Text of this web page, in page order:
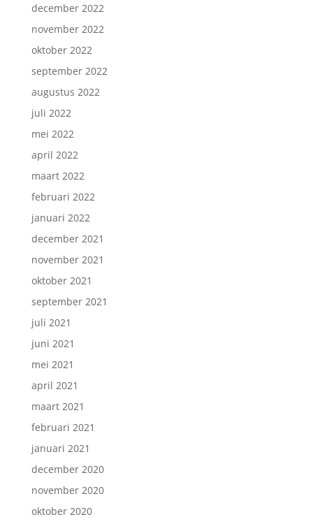
december 2022
november 2022
oktober 2022
september 2022
augustus 2022
juli 2022
mei 2022
april 2022
maart 2022
februari 2022
januari 2022
december 2021
november 2021
oktober 2021
september 2021
juli 2021
juni 2021
mei 2021
april 2021
maart 2021
februari 2021
januari 2021
december 2020
november 2020
oktober 2020